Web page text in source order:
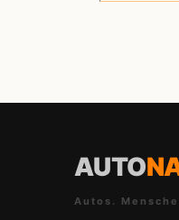
AUTO
Autos.